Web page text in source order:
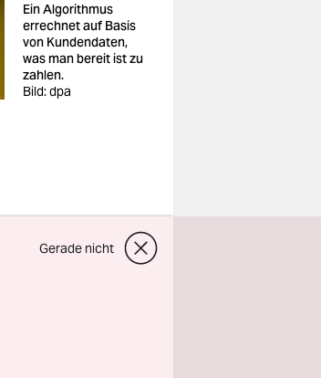
Ein Algorithmus
errechnet auf Basis
von Kundendaten,
was man bereit ist zu
zahlen.
Bild: dpa
Gerade nicht